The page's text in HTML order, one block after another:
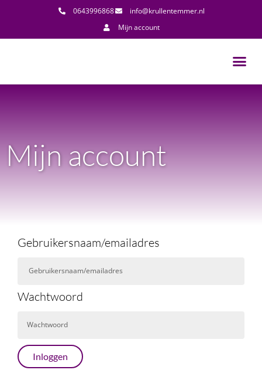
0643996868
info@krullentemmer.nl
Mijn account
Mijn account
Gebruikersnaam/emailadres
Wachtwoord
Inloggen